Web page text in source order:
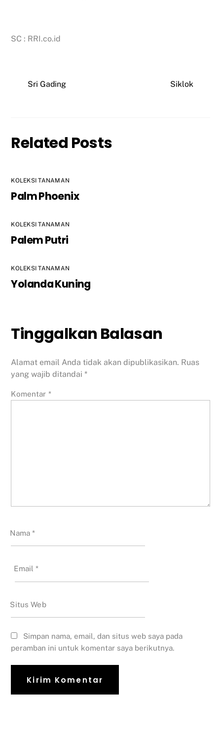
SC : RRI.co.id
Sri Gading Siklok
Related Posts
KOLEKSI TANAMAN
Palm Phoenix
KOLEKSI TANAMAN
Palem Putri
KOLEKSI TANAMAN
Yolanda Kuning
Tinggalkan Balasan
Alamat email Anda tidak akan dipublikasikan. Ruas
yang wajib ditandai*
Komentar *
Nama*
Email*
Situs Web
Simpan nama, email, dan situs web saya pada
peramban ini untuk komentar saya berikutnya.